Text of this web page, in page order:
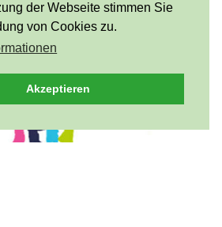
der Webseite stimmen Sie
von Cookies zu.
Akzeptieren